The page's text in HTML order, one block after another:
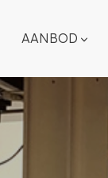
AANBOD